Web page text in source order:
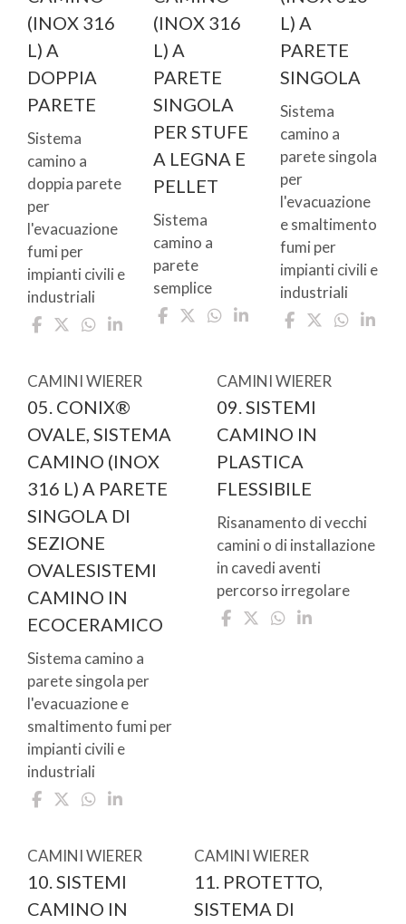
(INOX 316
L) A
DOPPIA
PARETE
Sistema
camino a
doppia parete
per
l'evacuazione
fumi per
impianti civili e
industriali
(INOX 316
L) A
PARETE
SINGOLA
PER STUFE
A LEGNA E
PELLET
Sistema
camino a
parete
semplice
L) A
PARETE
SINGOLA
Sistema
camino a
parete singola
per
l'evacuazione
e smaltimento
fumi per
impianti civili e
industriali
CAMINI WIERER
05. CONIX®
OVALE, SISTEMA
CAMINO (INOX
316 L) A PARETE
SINGOLA DI
SEZIONE
OVALESISTEMI
CAMINO IN
ECOCERAMICO
Sistema camino a
parete singola per
l'evacuazione e
smaltimento fumi per
impianti civili e
industriali
CAMINI WIERER
09. SISTEMI
CAMINO IN
PLASTICA
FLESSIBILE
Risanamento di vecchi
camini o di installazione
in cavedi aventi
percorso irregolare
CAMINI WIERER
10. SISTEMI
CAMINO IN
CAMINI WIERER
11. PROTETTO,
SISTEMA DI